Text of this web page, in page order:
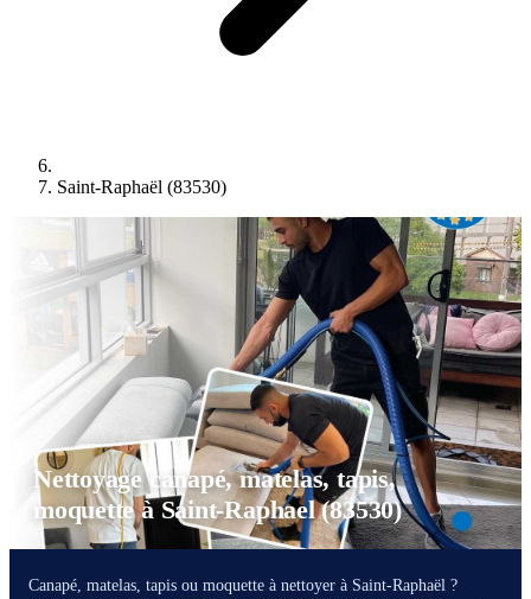
Saint-Raphaël (83530)
Nettoyage canapé, matelas, tapis,
moquette à Saint-Raphael (83530)
Canapé, matelas, tapis ou moquette à nettoyer à Saint-Raphaël ?